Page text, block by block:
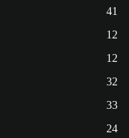
41
12
12
32
33
24